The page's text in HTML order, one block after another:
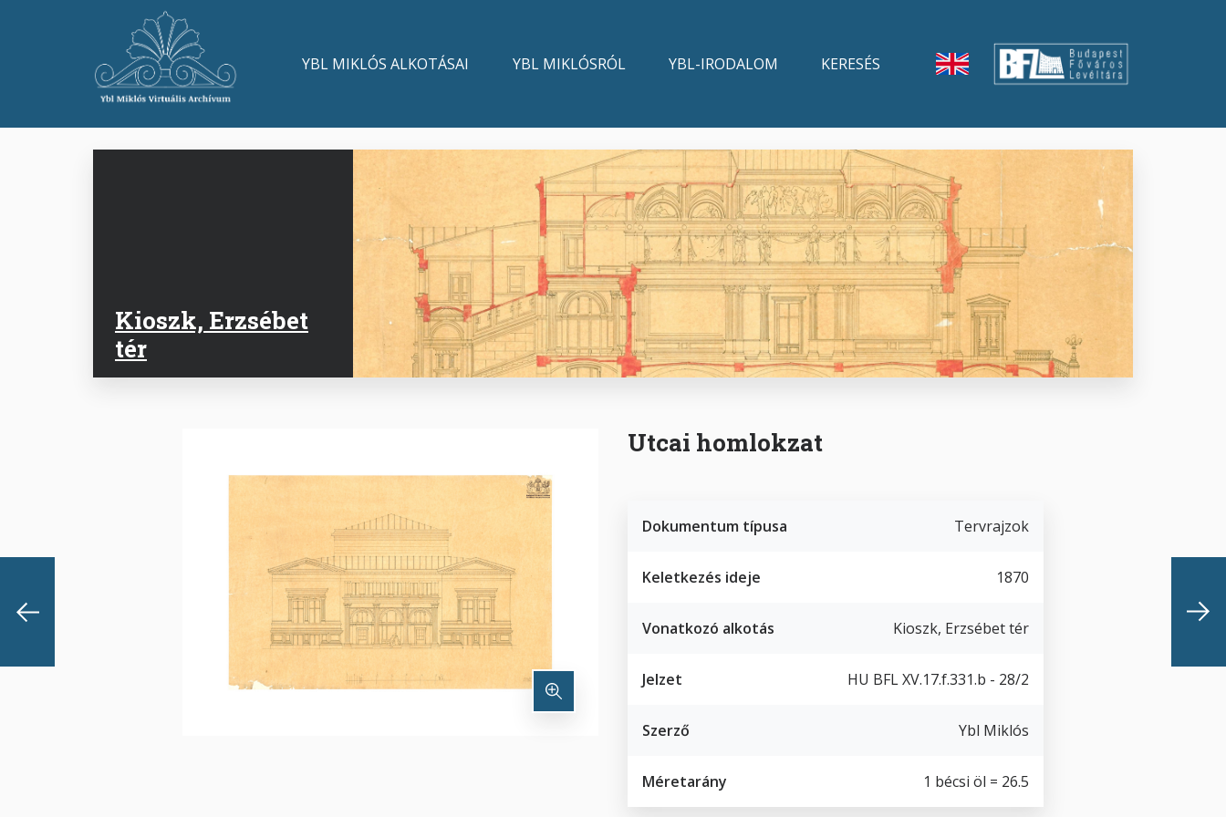
MainYBL MIKLÓS ALKOTÁSAI YBL MIKLÓSRÓL YBL-IRODALOM KERESÉS
Kioszk, Erzsébet
tér
Utcai homlokzat
Dokumentum típusa Tervrajzok
Keletkezés ideje 1870
Vonatkozó alkotás Kioszk, Erzsébet tér
Jelzet HU BFL XV.17.f.331.b - 28/2
Szerző Ybl Miklós
Méretarány 1 bécsi öl = 26.5